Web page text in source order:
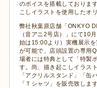
のボイスを搭載しておりま
こしイラストを使用したオ
弊社秋葉原店舗「ONKYO
（音アニ2号店）」にて10
始は15:00より）実機展示
が可能で、店頭設置の専用
場者には特典として「特製
す。尚、描き起こしイラス
「アクリルスタンド」「缶
「Ｔシャツ」を販売致しま